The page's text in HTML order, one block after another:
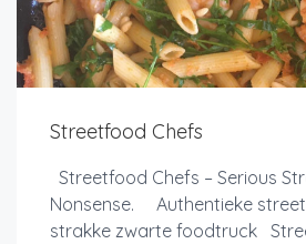
Streetfood Chefs
Streetfood Chefs – Serious
Nonsense. Authentieke
strakke zwarte foodtruck